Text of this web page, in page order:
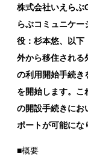
株式会社いえらぶ
らぶコミュニケ
役：杉本悠、以下
外から移住される
の利用開始手続き
を開始します。こ
の開設手続きにお
ポートが可能にな
■概要